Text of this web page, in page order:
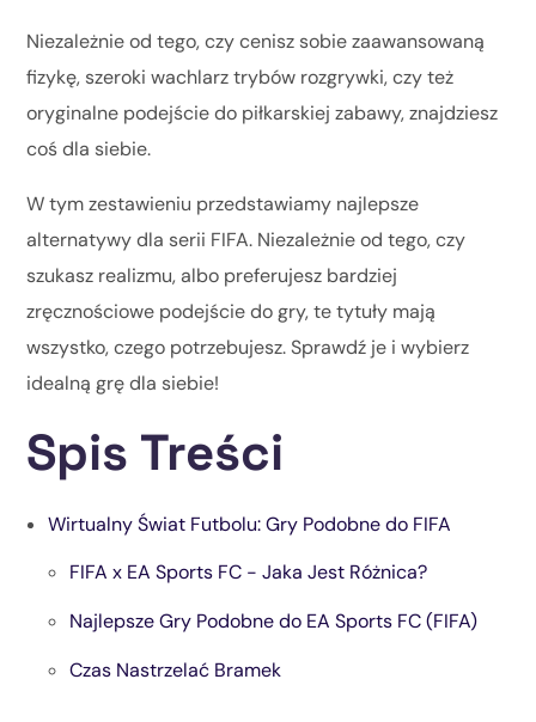
Niezależnie od tego, czy cenisz sobie zaawansowaną
fizykę, szeroki wachlarz trybów rozgrywki, czy też
oryginalne podejście do piłkarskiej zabawy, znajdziesz
coś dla siebie.
W tym zestawieniu przedstawiamy najlepsze
alternatywy dla serii FIFA. Niezależnie od tego, czy
szukasz realizmu, albo preferujesz bardziej
zręcznościowe podejście do gry, te tytuły mają
wszystko, czego potrzebujesz. Sprawdź je i wybierz
idealną grę dla siebie!
Spis Treści
Wirtualny Świat Futbolu: Gry Podobne do FIFA
FIFA x EA Sports FC - Jaka Jest Różnica?
Najlepsze Gry Podobne do EA Sports FC (FIFA)
Czas Nastrzelać Bramek